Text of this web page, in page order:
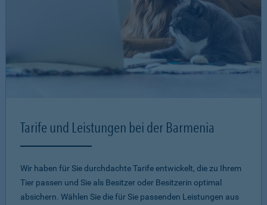
Tarife und Leistungen bei der Barmenia
Wir haben für Sie durchdachte Tarife entwickelt, die zu Ihrem
Tier passen und Sie als Besitzer oder Besitzerin optimal
absichern. Wählen Sie die für Sie passenden Leistungen aus